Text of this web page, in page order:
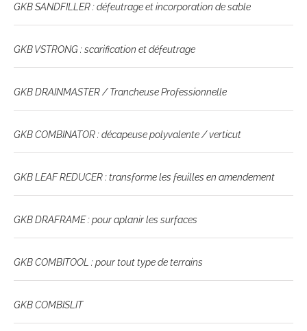
GKB SANDFILLER : défeutrage et incorporation de sable
GKB VSTRONG : scarification et défeutrage
GKB DRAINMASTER / Trancheuse Professionnelle
GKB COMBINATOR : décapeuse polyvalente / verticut
GKB LEAF REDUCER : transforme les feuilles en amendement
GKB DRAFRAME : pour aplanir les surfaces
GKB COMBITOOL : pour tout type de terrains
GKB COMBISLIT